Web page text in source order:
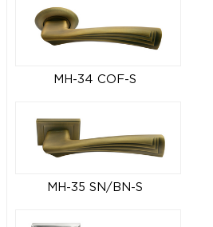
MH-34 COF-S
MH-35 SN/BN-S